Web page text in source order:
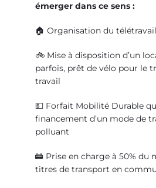
émerger dans ce sens :
🏠 Organisation du télétravail
🚲 Mise à disposition d’un
parfois, prêt de vélo pour le
travail
💵 Forfait Mobilité Durable
financement d’un mode de
polluant
🚋 Prise en charge à 50% du
titres de transport en